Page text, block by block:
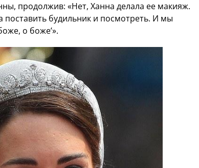
продолжив: «Нет, Ханна делала ее макияж.
будильник и посмотреть. И мы
о боже’».